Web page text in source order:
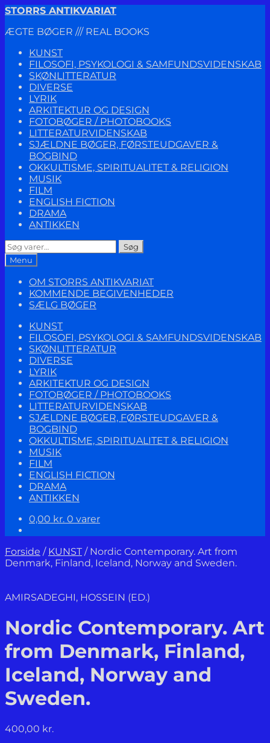
Spring
navigation
Spring
indhold
STORRS ANTIKVARIAT
ÆGTE BØGER /// REAL BOOKS
KUNST
FILOSOFI, PSYKOLOGI & SAMFUNDSVIDENSKAB
SKØNLITTERATUR
DIVERSE
LYRIK
ARKITEKTUR OG DESIGN
FOTOBØGER / PHOTOBOOKS
LITTERATURVIDENSKAB
SJÆLDNE BØGER, FØRSTEUDGAVER &
BOGBIND
OKKULTISME, SPIRITUALITET & RELIGION
MUSIK
FILM
ENGLISH FICTION
DRAMA
ANTIKKEN
Søg
efter:
Søg
Menu
OM STORRS ANTIKVARIAT
KOMMENDE BEGIVENHEDER
SÆLG BØGER
KUNST
FILOSOFI, PSYKOLOGI & SAMFUNDSVIDENSKAB
SKØNLITTERATUR
DIVERSE
LYRIK
ARKITEKTUR OG DESIGN
FOTOBØGER / PHOTOBOOKS
LITTERATURVIDENSKAB
SJÆLDNE BØGER, FØRSTEUDGAVER &
BOGBIND
OKKULTISME, SPIRITUALITET & RELIGION
MUSIK
FILM
ENGLISH FICTION
DRAMA
ANTIKKEN
0,00 kr. 0 varer
Forside / KUNST / Nordic Contemporary. Art from
Denmark, Finland, Iceland, Norway and Sweden.
AMIRSADEGHI, HOSSEIN (ED.)
Nordic Contemporary. Art
from Denmark, Finland,
Iceland, Norway and
Sweden.
400,00 kr.